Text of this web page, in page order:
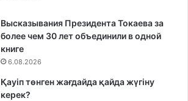
Высказывания Президента Токаева за
более чем 30 лет объединили в одной
книге
6.08.2026
Қауіп төнген жағдайда қайда жүгіну
керек?